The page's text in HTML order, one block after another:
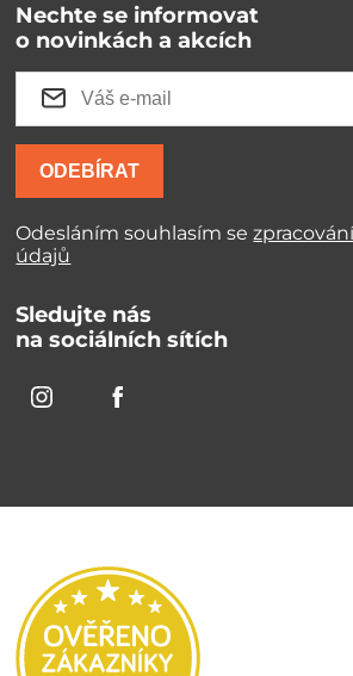
Nechte se informovat
o novinkách a akcích
ODEBÍRAT
Odesláním souhlasím se
údajů
Sledujte nás
na sociálních sítích